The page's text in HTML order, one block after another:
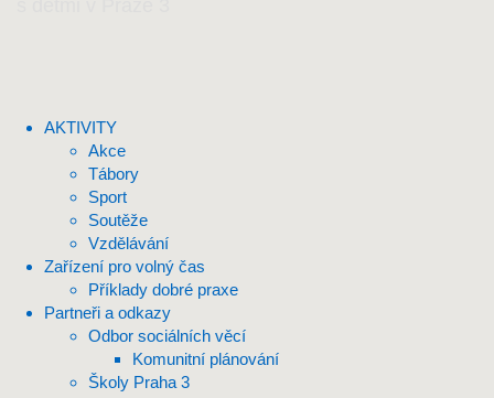
AKTIVITY
Akce
Tábory
Sport
Soutěže
Vzdělávání
Zařízení pro volný čas
Příklady dobré praxe
Partneři a odkazy
Odbor sociálních věcí
Komunitní plánování
Školy Praha 3